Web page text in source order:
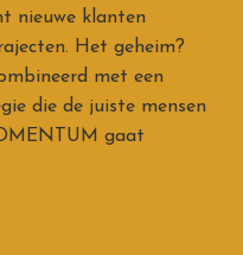
nieuwe klanten
Het geheim?
met een
die de juiste mensen
gaat